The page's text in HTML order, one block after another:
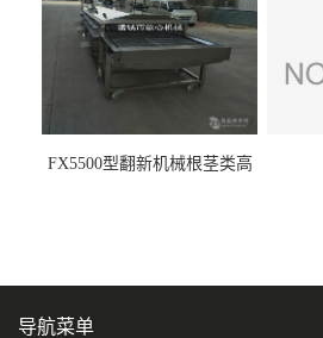
FX5500型翻新机械根茎类高
导航菜单